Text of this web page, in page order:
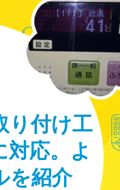
り付け工
対応。よ
を紹介